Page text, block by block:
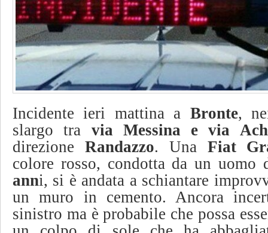
Incidente ieri mattina a Bronte,
slargo tra via Messina e via
direzione Randazzo. UnaFiat
colore rosso, condotta da un uomo
anni, si è andata a schiantare
un muro in cemento. Ancora
sinistro ma è probabile che possa